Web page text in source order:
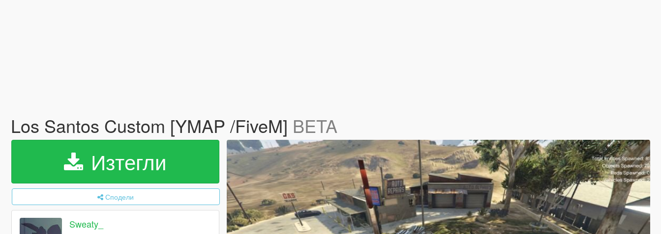
Los Santos Custom [YMAP /FiveM] BETA
Изтегли
Сподели
Sweaty_